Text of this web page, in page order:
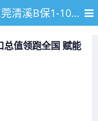
全国第一！东莞清溪B保1-10月进出口总值领跑全国 赋能湾区产业升级
值领跑全国 赋能